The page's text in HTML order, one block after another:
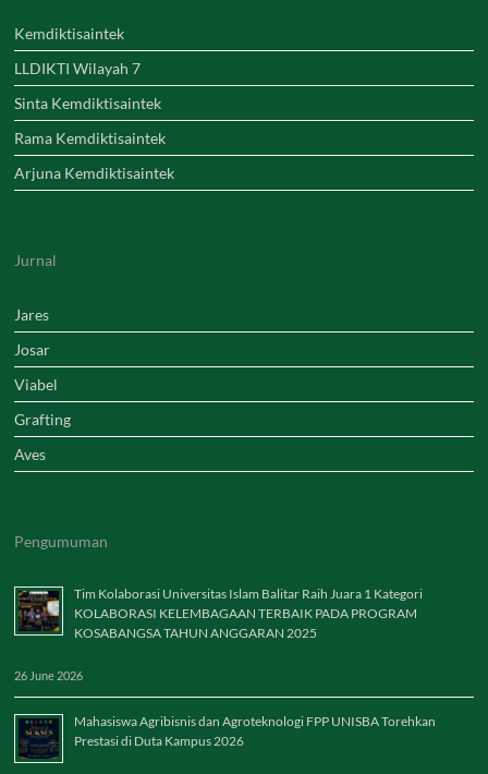
Kemdiktisaintek
LLDIKTI Wilayah 7
Sinta Kemdiktisaintek
Rama Kemdiktisaintek
Arjuna Kemdiktisaintek
Jurnal
Jares
Josar
Viabel
Grafting
Aves
Pengumuman
Tim Kolaborasi Universitas Islam Balitar Raih Juara 1 Kategori
KOLABORASI KELEMBAGAAN TERBAIK PADA PROGRAM
KOSABANGSA TAHUN ANGGARAN 2025
26 June 2026
Mahasiswa Agribisnis dan Agroteknologi FPP UNISBA Torehkan
Prestasi di Duta Kampus 2026